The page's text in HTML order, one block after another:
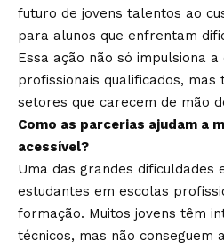
futuro de jovens talentos ao
para alunos que enfrentam
Essa ação não só impulsiona
profissionais qualificados,
setores que carecem de mão
Como as parcerias ajudam a
acessível?
Uma das grandes dificuldades
estudantes em escolas
formação. Muitos jovens têm
técnicos, mas não conseguem